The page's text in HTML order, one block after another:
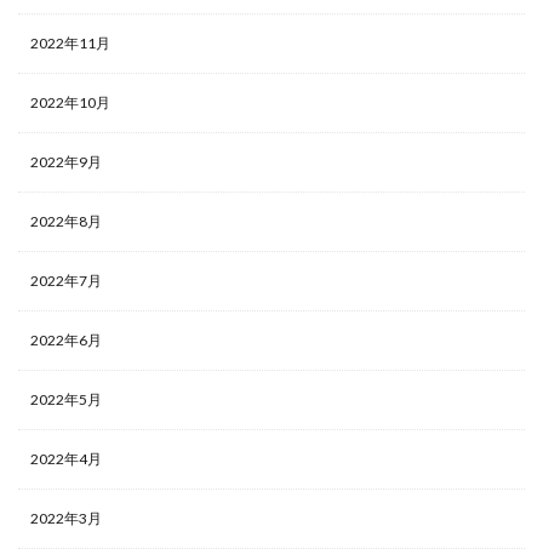
2022年11月
2022年10月
2022年9月
2022年8月
2022年7月
2022年6月
2022年5月
2022年4月
2022年3月